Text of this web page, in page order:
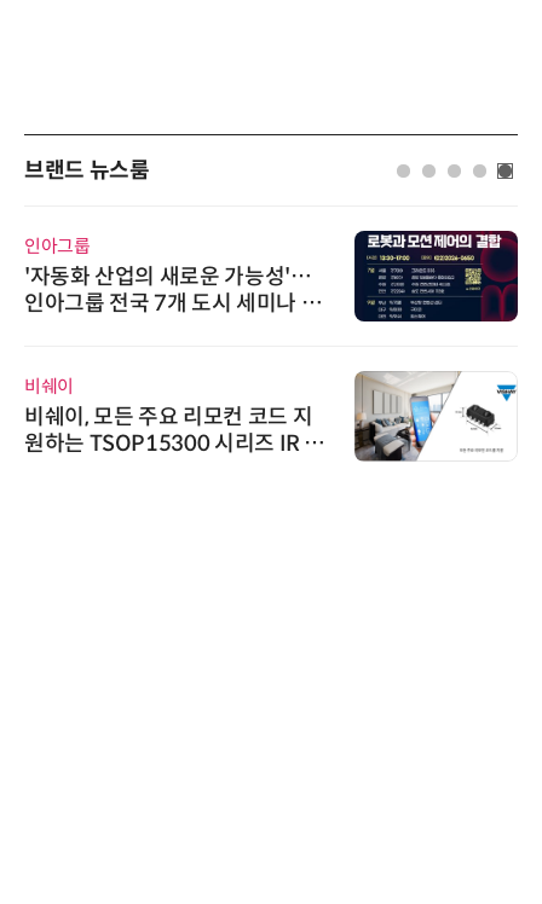
브랜드 뉴스룸
인아그룹
'자동화 산업의 새로운 가능성'…
인아그룹 전국 7개 도시 세미나 페
비쉐이
비쉐이, 모든 주요 리모컨 코드 지
원하는 TSOP15300 시리즈 IR 수